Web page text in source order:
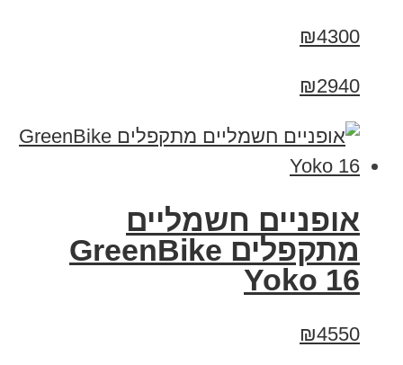
₪4300
₪2940
‏אופניים חשמליים
‏מתקפלים GreenBike
Yoko 16
₪4550